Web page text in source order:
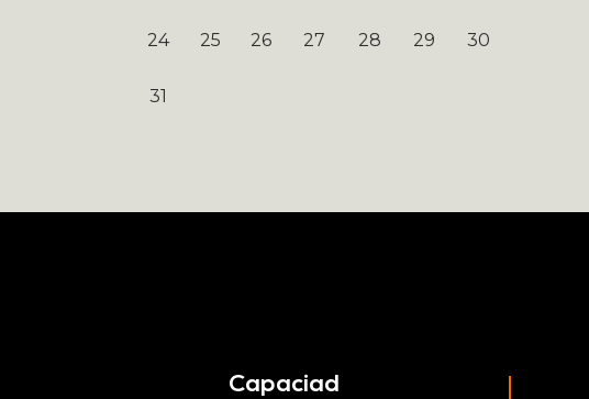
24 25 26 27 28 29 30
31
Capaciad